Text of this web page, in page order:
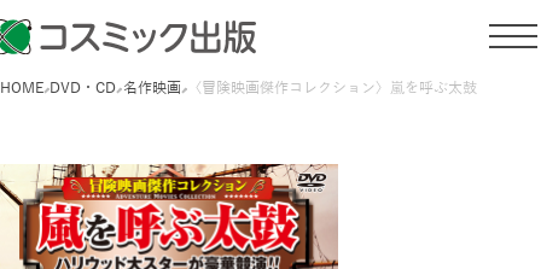
HOME DVD・CD 名作映画 〈冒険映画傑作コレクション〉嵐を呼ぶ太鼓